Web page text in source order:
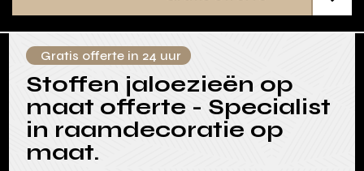
Gratis offerte in 24 uur
Stoffen jaloezieën op
maat offerte - Specialist
in raamdecoratie op
maat.